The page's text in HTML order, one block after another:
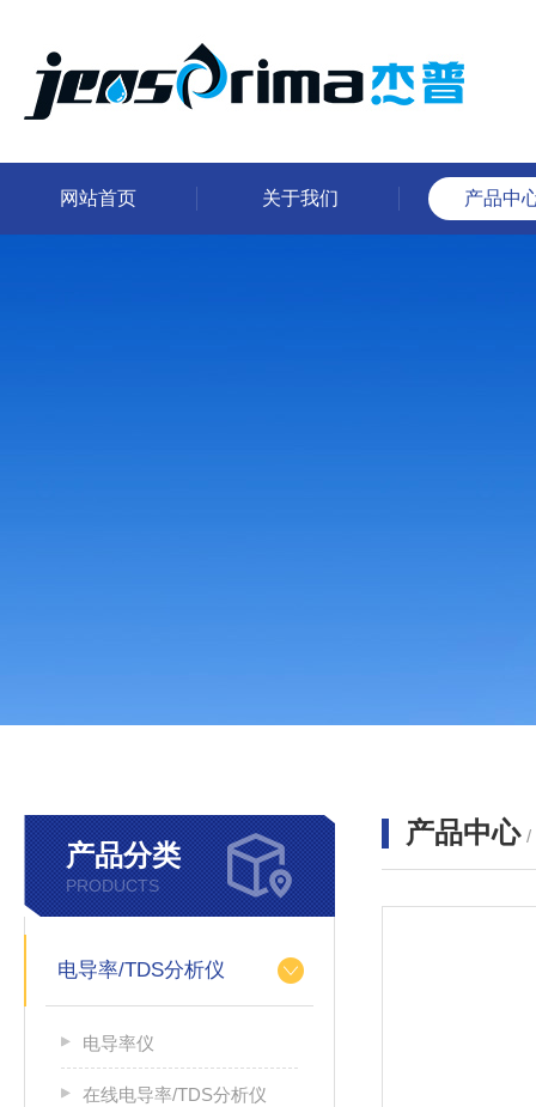
网站首页 关于我们 产品中
产品分类
PRODUCTS
电导率/TDS分析仪
电导率仪
在线电导率/TDS分析仪
产品中心 /